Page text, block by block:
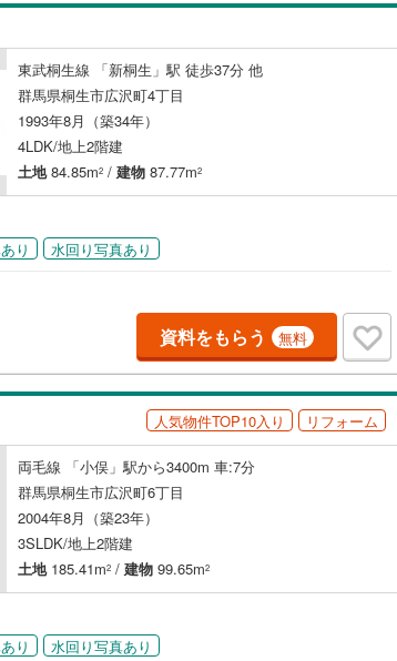
東武桐生線 「新桐生」駅 徒歩37分 他
群馬県桐生市広沢町4丁目
1993年8月（築34年）
4LDK/地上2階建
土地84.85m2 / 建物 87.77m2
り 水回り写真あり
資料をもらう 無料
人気物件TOP10入り リフォーム
両毛線 「小俣」駅から3400m 車:7分
群馬県桐生市広沢町6丁目
2004年8月（築23年）
3SLDK/地上2階建
土地185.41m2 / 建物 99.65m2
り 水回り写真あり
) 東京メトロ南北線(0)
都営三田線(0)
横浜市営地下鉄ブルーライン
0 ) 名古屋市営地下鉄名城線
(0) 名古屋市営地下鉄上飯田線
0) OsakaMetro御堂筋線
神戸市営地下鉄西神・山手線 (0)
) 福岡市地下鉄箱崎線(0)
函館市電(0)
わたらせ渓谷鐵道
会津鉄道
しなの鉄道北しなの線
北越急行ほくほく線